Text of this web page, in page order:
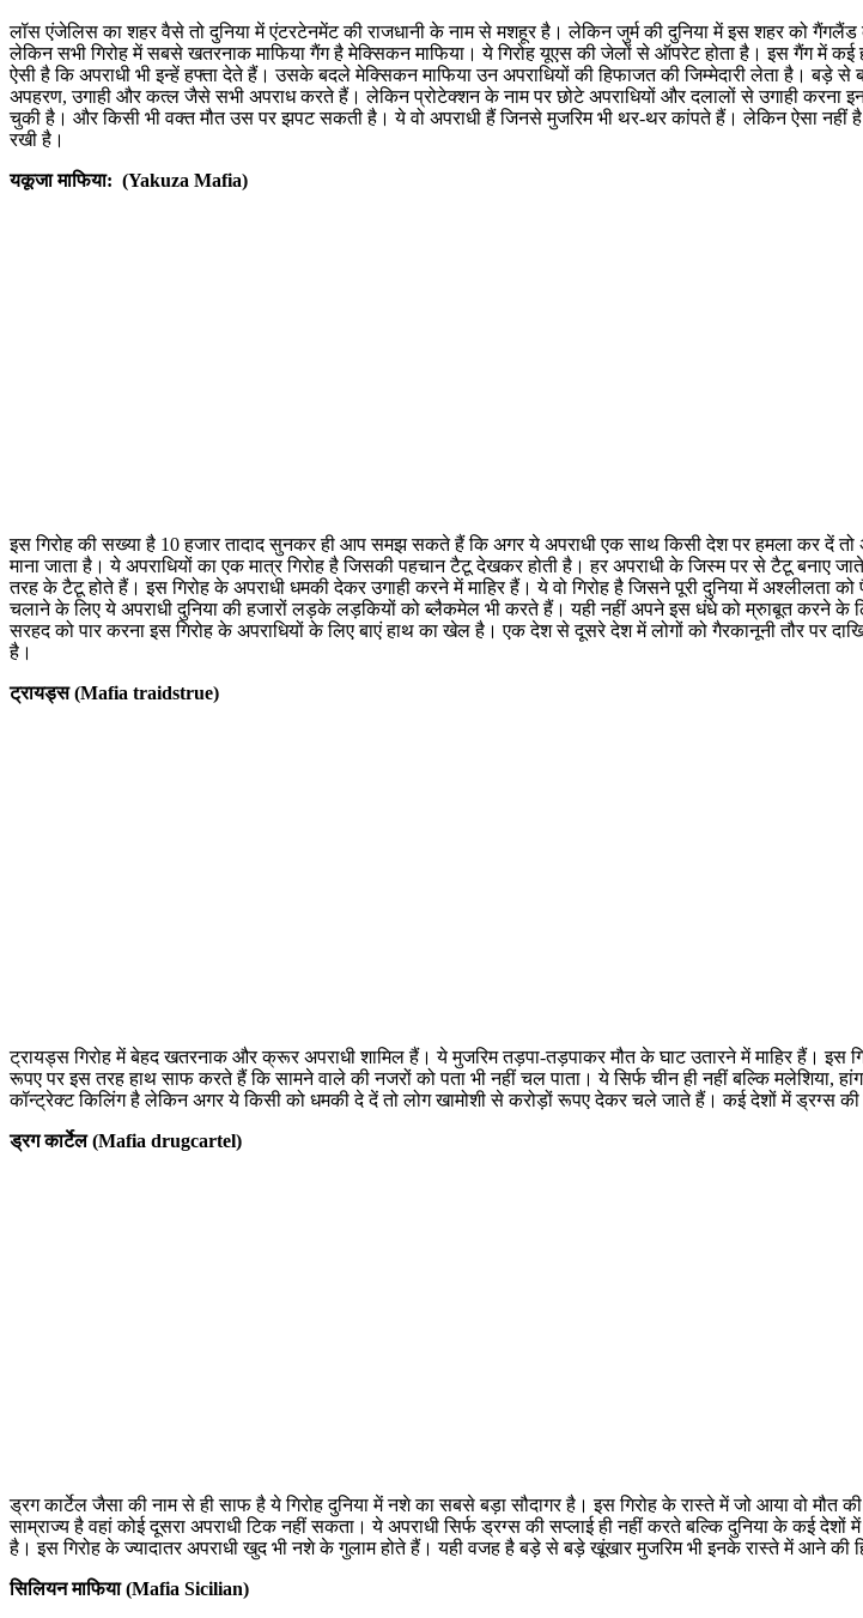
लॉस एंजेलिस का शहर वैसे तो दुनिया में एंटरटेनमेंट की राजधानी के नाम से मशहूर है। लेकिन जुर्म की दुनिया में इस शहर को
लेकिन सभी गिरोह में सबसे खतरनाक माफिया गैंग है मेक्सिकन माफिया। ये गिरोह यूएस की जेलों से ऑपरेट होता है। इस गैंग में
ऐसी है कि अपराधी भी इन्हें हफ्ता देते हैं। उसके बदले मेक्सिकन माफिया उन अपराधियों की हिफाजत की जिम्मेदारी लेता है। बड़े
अपहरण, उगाही और कत्ल जैसे सभी अपराध करते हैं। लेकिन प्रोटेक्शन के नाम पर छोटे अपराधियों और दलालों से उगाही करना
चुकी है। और किसी भी वक्त मौत उस पर झपट सकती है। ये वो अपराधी हैं जिनसे मुजरिम भी थर-थर कांपते हैं। लेकिन ऐसा नहीं
रखी है।
यकूजा माफिया: (Yakuza Mafia)
इस गिरोह की सख्या है 10 हजार तादाद सुनकर ही आप समझ सकते हैं कि अगर ये अपराधी एक साथ किसी देश पर हमला कर दें
माना जाता है। ये अपराधियों का एक मात्र गिरोह है जिसकी पहचान टैटू देखकर होती है। हर अपराधी के जिस्म पर से टैटू बनाए
तरह के टैटू होते हैं। इस गिरोह के अपराधी धमकी देकर उगाही करने में माहिर हैं। ये वो गिरोह है जिसने पूरी दुनिया में अश्लीलता को
चलाने के लिए ये अपराधी दुनिया की हजारों लड़के लड़कियों को ब्लैकमेल भी करते हैं। यही नहीं अपने इस धंधे को म्रुाबूत करने के
सरहद को पार करना इस गिरोह के अपराधियों के लिए बाएं हाथ का खेल है। एक देश से दूसरे देश में लोगों को गैरकानूनी तौर पर
है।
ट्रायड्स (Mafia traidstrue)
ट्रायड्स गिरोह में बेहद खतरनाक और क्रूर अपराधी शामिल हैं। ये मुजरिम तड़पा-तड़पाकर मौत के घाट उतारने में माहिर हैं।
रूपए पर इस तरह हाथ साफ करते हैं कि सामने वाले की नजरों को पता भी नहीं चल पाता। ये सिर्फ चीन ही नहीं बल्कि
कॉन्ट्रेक्ट किलिंग है लेकिन अगर ये किसी को धमकी दे दें तो लोग खामोशी से करोड़ों रूपए देकर चले जाते हैं। कई देशों में ड्रग्स की
ड्रग कार्टेल (Mafia drugcartel)
ड्रग कार्टेल जैसा की नाम से ही साफ है ये गिरोह दुनिया में नशे का सबसे बड़ा सौदागर है। इस गिरोह के रास्ते में जो आया वो
साम्राज्य है वहां कोई दूसरा अपराधी टिक नहीं सकता। ये अपराधी सिर्फ ड्रग्स की सप्लाई ही नहीं करते बल्कि दुनिया के कई
है। इस गिरोह के ज्यादातर अपराधी खुद भी नशे के गुलाम होते हैं। यही वजह है बड़े से बड़े खूंखार मुजरिम भी इनके रास्ते में आने की
सिलियन माफिया (Mafia Sicilian)